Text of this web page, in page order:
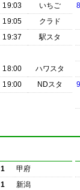
19:03
いちご
19:05
クラド
19:37
駅スタ
18:00
ハワスタ
19:00 NDスタ
1
甲府
1
新潟